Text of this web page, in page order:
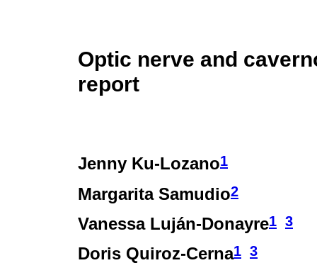
Optic nerve and
report
Jenny Ku-Lozano1
Margarita Samudio2
Vanessa Luján-Donayre1 3
Doris Quiroz-Cerna1 3